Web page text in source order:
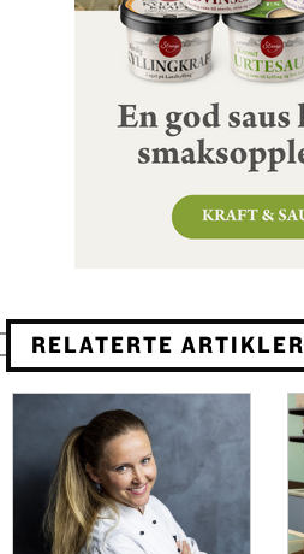
RELATERTE ARTIKLER